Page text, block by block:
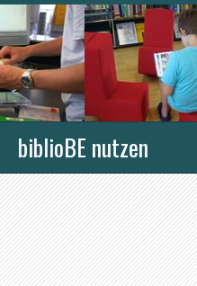
biblioBE nutzen